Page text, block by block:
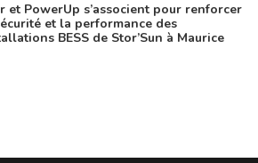
et PowerUp s’associent pour renforcer
et la performance des
BESS de Stor’Sun à Maurice